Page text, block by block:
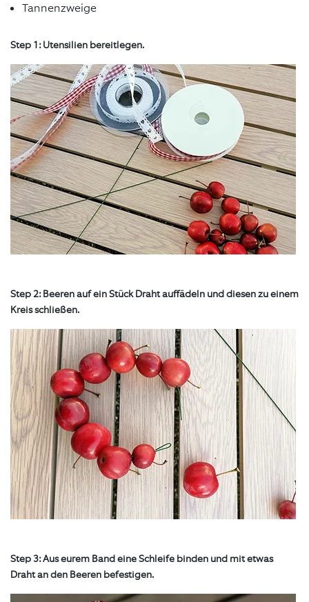
Tannenzweige
Step 1: Utensilien bereitlegen.
Step 2: Beeren auf ein Stück Draht auffädeln und diesen zu einem
Kreis schließen.
Step 3: Aus eurem Band eine Schleife binden und mit etwas
Draht an den Beeren befestigen.